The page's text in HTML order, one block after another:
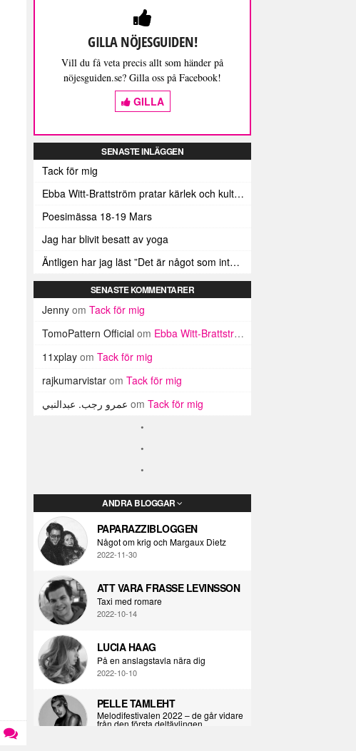
GILLA NÖJESGUIDEN!
Vill du få veta precis allt som händer på
nöjesguiden.se? Gilla oss på Facebook!
GILLA
SENASTE INLÄGGEN
Tack för mig
Ebba Witt-Brattström pratar kärlek och kulturmän
Poesimässa 18-19 Mars
Jag har blivit besatt av yoga
Äntligen har jag läst ”Det är något som inte stämmer”
SENASTE KOMMENTARER
Jenny om Tack för mig
TomoPattern Official om Ebba Witt-Brattström pratar kärlek och kulturmän
11xplay om Tack för mig
rajkumarvistar om Tack för mig
عمرو رجب. عبدالنبي om Tack för mig
ANDRA BLOGGAR
PAPARAZZIBLOGGEN
Något om krig och Margaux Dietz
2022-11-30
ATT VARA FRASSE LEVINSSON
Taxi med romare
2022-10-14
LUCIA HAAG
På en anslagstavla nära dig
2022-10-10
PELLE TAMLEHT
Melodifestivalen 2022 – de går vidare
från den första deltävlingen